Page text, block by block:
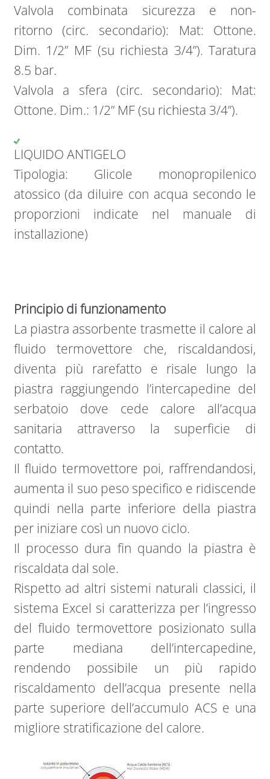
Valvola combinata sicurezza e non-
ritorno (circ. secondario): Mat: Ottone.
Dim. 1/2” MF (su richiesta 3/4”). Taratura
8.5 bar.
Valvola a sfera (circ. secondario): Mat:
Ottone. Dim.: 1/2” MF (su richiesta 3/4”).
LIQUIDO ANTIGELO
Tipologia: Glicole monopropilenico
atossico (da diluire con acqua secondo le
proporzioni indicate nel manuale di
installazione)
Principio di funzionamento
La piastra assorbente trasmette il calore al
fluido termovettore che, riscaldandosi,
diventa più rarefatto e risale lungo la
piastra raggiungendo l’intercapedine del
serbatoio dove cede calore all’acqua
sanitaria attraverso la superficie di
contatto.
Il fluido termovettore poi, raffrendandosi,
aumenta il suo peso specifico e ridiscende
quindi nella parte inferiore della piastra
per iniziare così un nuovo ciclo.
Il processo dura fin quando la piastra è
riscaldata dal sole.
Rispetto ad altri sistemi naturali classici, il
sistema Excel si caratterizza per l’ingresso
del fluido termovettore posizionato sulla
parte mediana dell’intercapedine,
rendendo possibile un più rapido
riscaldamento dell’acqua presente nella
parte superiore dell’accumulo ACS e una
migliore stratificazione del calore.